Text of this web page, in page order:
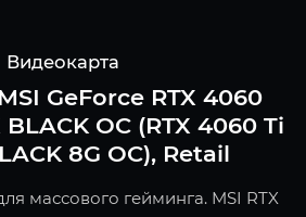
Видеокарта
GeForce RTX 4060
BLACK OC (RTX 4060 Ti
8G OC), Retail
массового гейминга. MSI RTX